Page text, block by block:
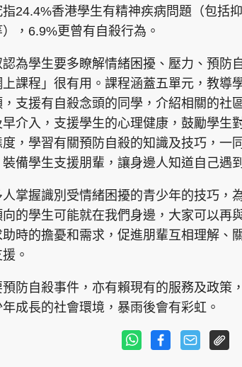
24.4%香港學生有精神疾病問題（包括
，6.9%更曾有自殺行為。
為學生要多瞭解情緒困擾、壓力、預防
上課程」很有用。課程涵蓋五單元，教導
，支援有自殺念頭的同學，介紹相關的社
介入，支援學生的心理健康，鼓勵學生
，學習有關預防自殺的知識及技巧，一
備學生支援朋輩，讓身邊人知道自己遇
掌握識別受情緒困擾的青少年的技巧，
的學生可能就在我們身邊，大家可以再
時的擔憂和需求，促進朋輩互相理解、
。
防自殺事件，亦有賴現有的服務及政策
成長的社會環境，暴雨後會有彩虹。